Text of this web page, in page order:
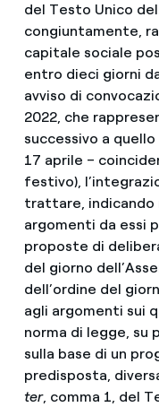
del Testo Unico
congiuntamente,
capitale sociale
entro dieci giorni
avviso di
2022, che
successivo a
17 aprile –
festivo),
trattare, indicando
argomenti da essi
proposte di
del giorno
dell’ordine del
agli argomenti sui
norma di legge, su
sulla base di un
predisposta,
ter, comma 1, del